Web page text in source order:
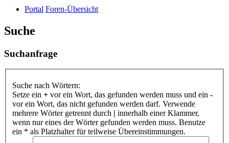
Portal Foren-Übersicht
Suche
Suchanfrage
Suche nach Wörtern:
Setze ein + vor ein Wort, das gefunden werden muss und ein -
vor ein Wort, das nicht gefunden werden darf. Verwende
mehrere Wörter getrennt durch | innerhalb einer Klammer,
wenn nur eines der Wörter gefunden werden muss. Benutze
ein * als Platzhalter für teilweise Übereinstimmungen.